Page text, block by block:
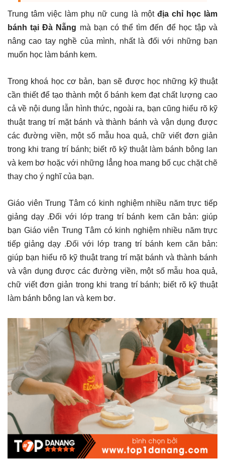
Trung tâm việc làm phụ nữ cung là một địa chỉ học làm
bánh tại Đà Nẵng mà bạn có thể tìm đến để học tập và
nâng cao tay nghề của mình, nhất là đối với những bạn
muốn học làm bánh kem.
Trong khoá học cơ bản, bạn sẽ được học những kỹ thuật
cần thiết để tạo thành một ổ bánh kem đạt chất lượng cao
cả về nội dung lẫn hình thức, ngoài ra, bạn cũng hiểu rõ kỹ
thuật trang trí mặt bánh và thành bánh và vận dụng được
các đường viền, một số mẫu hoa quả, chữ viết đơn giản
trong khi trang trí bánh; biết rõ kỹ thuật làm bánh bông lan
và kem bơ hoặc với những lẳng hoa mang bố cục chặt chẽ
thay cho ý nghĩ của bạn.
Giáo viên Trung Tâm có kinh nghiệm nhiều năm trực tiếp
giảng dạy .Đối với lớp trang trí bánh kem căn bản: giúp
bạn Giáo viên Trung Tâm có kinh nghiệm nhiều năm trực
tiếp giảng dạy .Đối với lớp trang trí bánh kem căn bản:
giúp bạn hiểu rõ kỹ thuật trang trí mặt bánh và thành bánh
và vận dụng được các đường viền, một số mẫu hoa quả,
chữ viết đơn giản trong khi trang trí bánh; biết rõ kỹ thuật
làm bánh bông lan và kem bơ.